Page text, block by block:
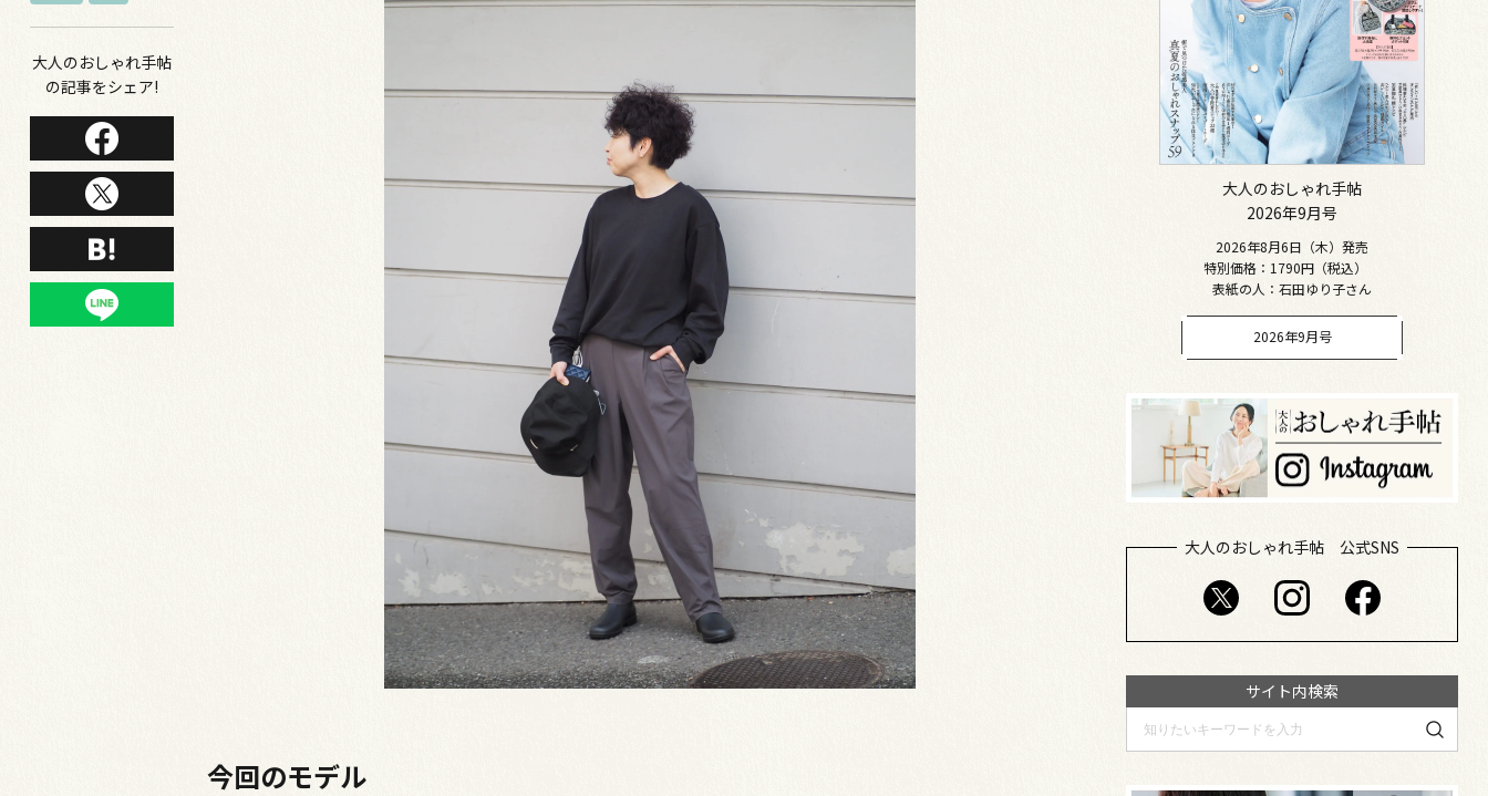
大人のおしゃれ手帖
の記事をシェア!
今回のモデル
大人のおしゃれ手帖
2026年9月号
2026年8月6日（木）発売
特別価格：1790円（税込）
表紙の人：石田ゆり子さん
2026年9月号
大人のおしゃれ手帖 公式SNS
サイト内検索